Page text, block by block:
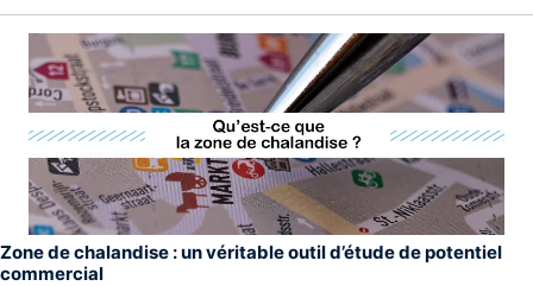
Zone de chalandise : un véritable outil d’étude de potentiel
commercial